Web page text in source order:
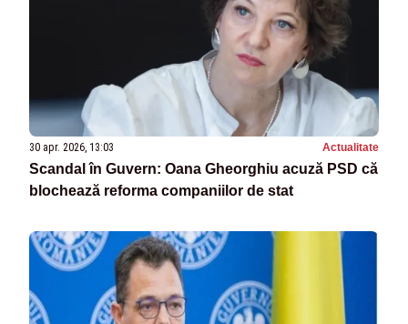
30 apr. 2026, 13:03 Actualitate
Scandal în Guvern: Oana Gheorghiu acuză PSD că
blochează reforma companiilor de stat